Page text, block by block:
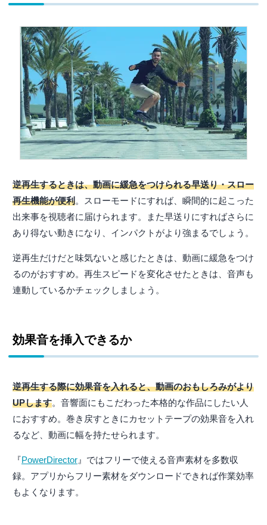
逆再生するときは、動画に緩急をつけられる早送り・スロー
再生機能が便利。スローモードにすれば、瞬間的に起こった
出来事を視聴者に届けられます。また早送りにすればさらに
あり得ない動きになり、インパクトがより強まるでしょう。
逆再生だけだと味気ないと感じたときは、動画に緩急をつけ
るのがおすすめ。再生スピードを変化させたときは、音声も
連動しているかチェックしましょう。
効果音を挿入できるか
逆再生する際に効果音を入れると、動画のおもしろみがより
UPします。音響面にもこだわった本格的な作品にしたい人
におすすめ。巻き戻すときにカセットテープの効果音を入れ
るなど、動画に幅を持たせられます。
『PowerDirector 』ではフリーで使える音声素材を多数収
録。アプリからフリー素材をダウンロードできれば作業効率
もよくなります。